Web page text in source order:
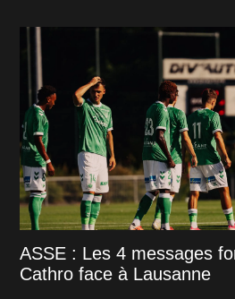
ASSE : Les 4 messages
Cathro face à Lausanne